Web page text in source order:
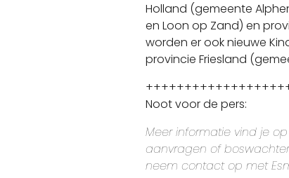
Holland (gemeente
en Loon op Zand) en
worden er ook nieuwe
provincie Friesland
Noot voor de pers:
Meer informatie vind je
aanvragen of
neem contact op met